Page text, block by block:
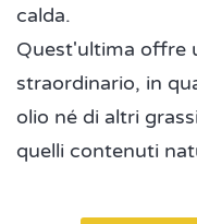
calda.
Quest'ultima offre
straordinario, in
olio né di altri
quelli contenuti